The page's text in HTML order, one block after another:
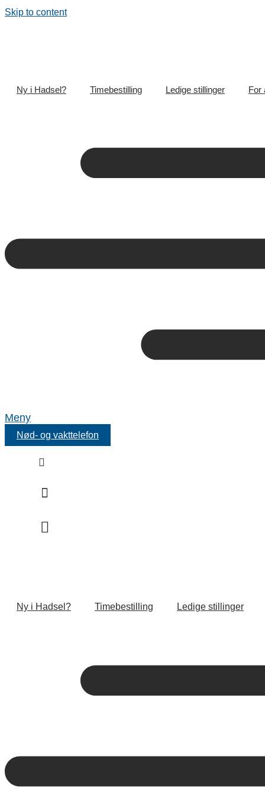
Skip to content
Ny i Hadsel? Timebestilling Ledige stillinger For
Meny
Nød- og vakttelefon
Ny i Hadsel? Timebestilling Ledige stillinger